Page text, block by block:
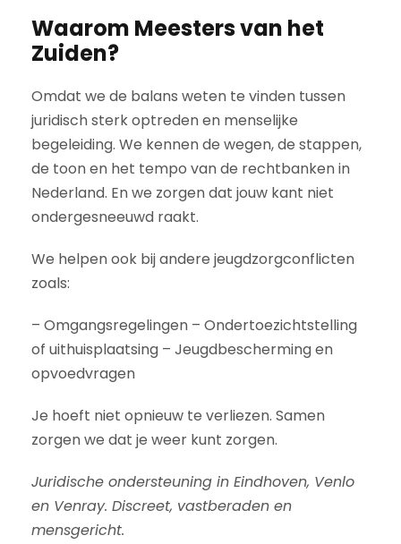
Waarom Meesters van het
Zuiden?
Omdat we de balans weten te vinden tussen
juridisch sterk optreden en menselijke
begeleiding. We kennen de wegen, de stappen,
de toon en het tempo van de rechtbanken in
Nederland. En we zorgen dat jouw kant niet
ondergesneeuwd raakt.
We helpen ook bij andere jeugdzorgconflicten
zoals:
– Omgangsregelingen – Ondertoezichtstelling
of uithuisplaatsing – Jeugdbescherming en
opvoedvragen
Je hoeft niet opnieuw te verliezen. Samen
zorgen we dat je weer kunt zorgen.
Juridische ondersteuning in Eindhoven, Venlo
en Venray. Discreet, vastberaden en
mensgericht.